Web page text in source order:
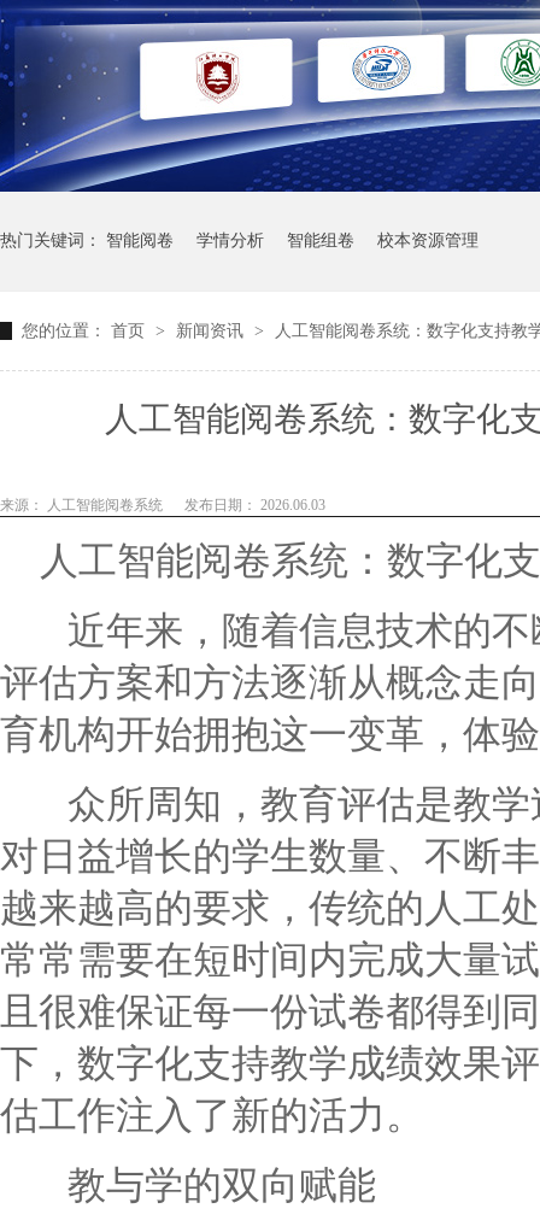
热门关键词： 智能阅卷 学情分析 智能组卷 校本资源管理
您的位置： 首页 > 新闻资讯 > 人工智能阅卷系统：数字化支持教
人工智能阅卷系统：数字化
来源： 人工智能阅卷系统 发布日期： 2026.06.03
人工智能阅卷系统：数字化
近年来，随着信息技术的不
评估方案和方法逐渐从概念走
育机构开始拥抱这一变革，体
众所周知，教育评估是教学
对日益增长的学生数量、不断
越来越高的要求，传统的人工
常常需要在短时间内完成大量
且很难保证每一份试卷都得到
下，数字化支持教学成绩效果
估工作注入了新的活力。
教与学的双向赋能